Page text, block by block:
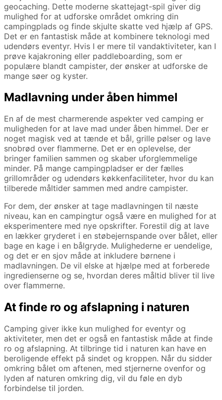
geocaching. Dette moderne skattejagt-spil giver dig
mulighed for at udforske området omkring din
campingplads og finde skjulte skatte ved hjælp af GPS.
Det er en fantastisk måde at kombinere teknologi med
udendørs eventyr. Hvis I er mere til vandaktiviteter, kan I
prøve kajakroning eller paddleboarding, som er
populære blandt campister, der ønsker at udforske de
mange søer og kyster.
Madlavning under åben himmel
En af de mest charmerende aspekter ved camping er
muligheden for at lave mad under åben himmel. Der er
noget magisk ved at tænde et bål, grille pølser og lave
snobrød over flammerne. Det er en oplevelse, der
bringer familien sammen og skaber uforglemmelige
minder. På mange campingpladser er der fælles
grillområder og udendørs køkkenfaciliteter, hvor du kan
tilberede måltider sammen med andre campister.
For dem, der ønsker at tage madlavningen til næste
niveau, kan en campingtur også være en mulighed for at
eksperimentere med nye opskrifter. Forestil dig at lave
en lækker gryderet i en støbejernspande over bålet, eller
bage en kage i en bålgryde. Mulighederne er uendelige,
og det er en sjov måde at inkludere børnene i
madlavningen. De vil elske at hjælpe med at forberede
ingredienserne og se, hvordan deres måltid bliver til live
over flammerne.
At finde ro og afslapning i naturen
Camping giver ikke kun mulighed for eventyr og
aktiviteter, men det er også en fantastisk måde at finde
ro og afslapning. At tilbringe tid i naturen kan have en
beroligende effekt på sindet og kroppen. Når du sidder
omkring bålet om aftenen, med stjernerne ovenfor og
lyden af naturen omkring dig, vil du føle en dyb
forbindelse til jorden.